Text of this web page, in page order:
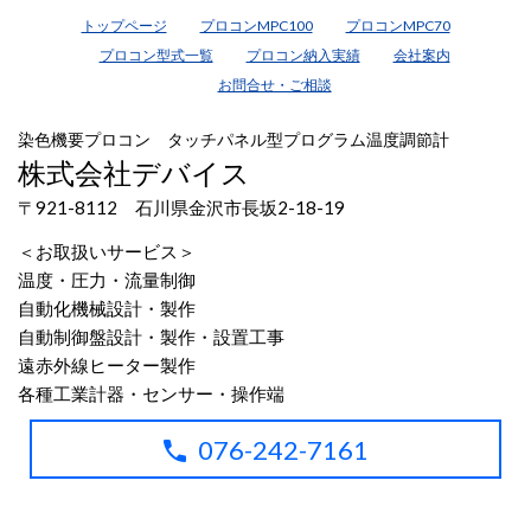
トップページ プロコンMPC100
プロコンMPC70
プロコン型式一覧
プロコン納入実績
会社案内
お問合せ・ご相談
染色機要プロコン タッチパネル型プログラム温度調節計
株式会社デバイス
〒921-8112 石川県金沢市長坂2-18-19
＜お取扱いサービス＞
温度・圧力・流量制御
自動化機械設計・製作
自動制御盤設計・製作・設置工事
遠赤外線ヒーター製作
各種工業計器・センサー・操作端
076-242-7161